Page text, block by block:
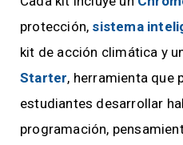
protección, sistema
kit de acción climática y
Starter, herramienta que
estudiantes desarrollar
programación,